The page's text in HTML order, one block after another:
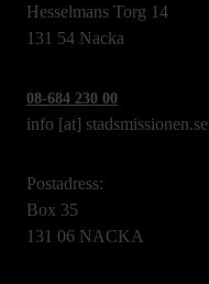
Hesselmans Torg 14
131 54 Nacka
08-684 230 00
info [at] stadsmissionen.se
Postadress:
Box 35
131 06 NACKA